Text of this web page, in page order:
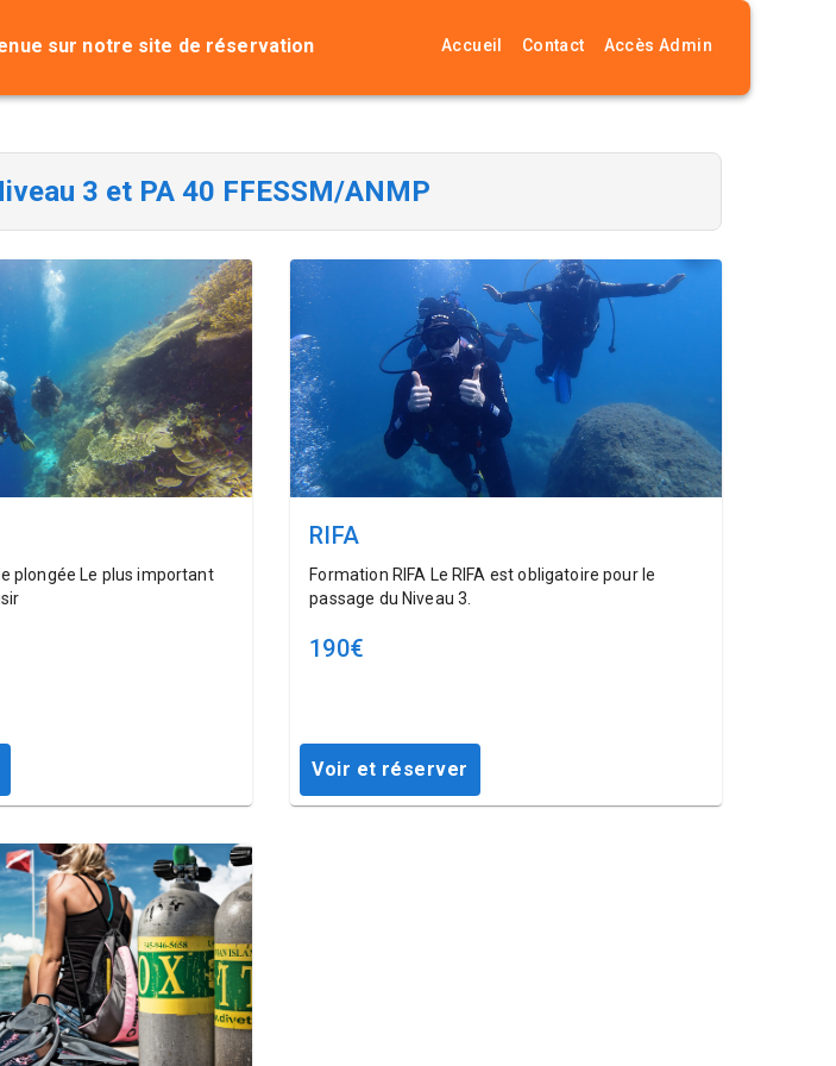
sur notre site de réservation Accueil Contact Accès Admin
3 et PA 40 FFESSM/ANMP
plongée Le plus important
RIFA
Formation RIFA Le RIFA est obligatoire pour le
passage du Niveau 3.
190€
Voir et réserver